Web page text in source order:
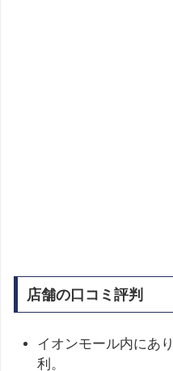
店舗の口コミ評判
イオンモール内にあ
利。